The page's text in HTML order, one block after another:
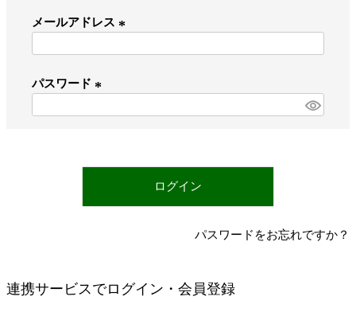
メールアドレス
パスワード
)
ログイン
パスワードをお忘れですか？
連携サービスでログイン・会員登録